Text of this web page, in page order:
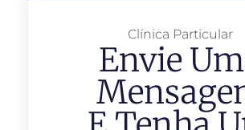
Envie
Clínica Particular